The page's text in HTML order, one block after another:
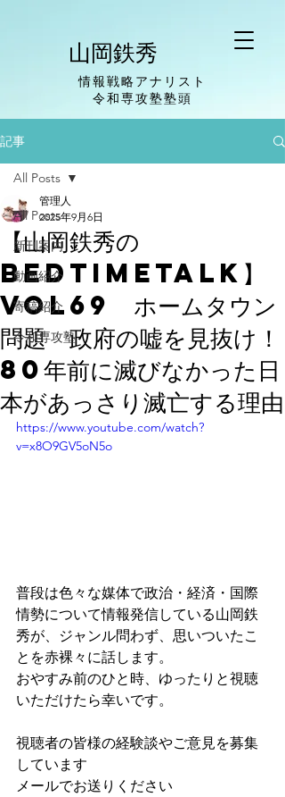
山岡鉄秀
情報戦略アナリスト
​令和専攻塾塾頭
記事
All Posts
新刊案内
動画紹介
寄稿紹介
令和専攻塾
All Posts
【山岡鉄秀の
BedTimeTalk】
vol69 ホームタウン
問題 政府の嘘を見抜け！
80年前に滅びなかった日
本があっさり滅亡する理由
管理人
2025年9月6日
https://www.youtube.com/watch?
v=x8O9GV5oN5o
普段は色々な媒体で政治・経済・国際
情勢について情報発信している山岡鉄
秀が、ジャンル問わず、思いついたこ
とを赤裸々に話します。
おやすみ前のひと時、ゆったりと視聴
いただけたら幸いです。
視聴者の皆様の経験談やご意見を募集
しています
メールでお送りください